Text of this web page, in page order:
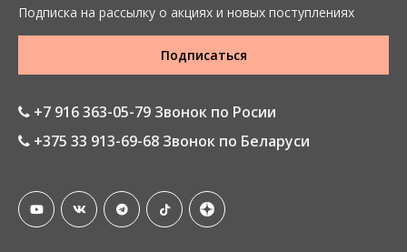
Подписка на рассылку о акциях и новых поступлениях
Подписаться
+7 916 363-05-79 Звонок по Росии
+375 33 913-69-68 Звонок по Беларуси